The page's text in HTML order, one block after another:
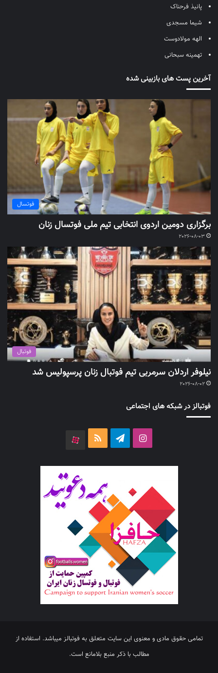
پانیذ فرحناک
شیما مسجدی
الهه مولادوست
تهمینه سبحانی
آخرین پست های بازبینی شده
فوتسال
برگزاری دومین اردوی انتخابی تیم ملی فوتسال زنان
2026-08-03
فوتبال
نیلوفر اردلان سرمربی تیم فوتبال زنان پرسپولیس شد
2026-08-02
فوتبالز در شبکه های اجتماعی
اینستاگرامتلگرام خوراک
تمامی حقوق مادی و معنوی این سایت متعلق به فوتبالز میباشد. استفاده از
مطالب با ذکر منبع بلامانع است.